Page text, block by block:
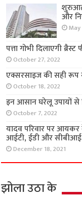
और
पत्ता गोभी दिलाएगी
October 27, 2022
एक्सरसाइज की सही रूप
October 18, 2022
इन आसान घरेलू उपायों से
October 7, 2022
यादव परिवार पर
आईटी, ईडी और
December 18, 2021
झोला उठा के